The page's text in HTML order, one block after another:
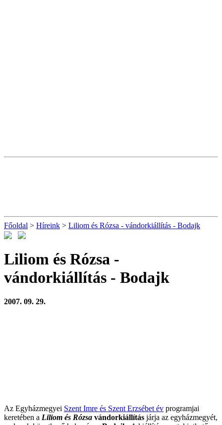
Főoldal > Híreink > Liliom és Rózsa - vándorkiállítás - Bodajk
Liliom és Rózsa -
vándorkiállítás - Bodajk
2007. 09. 29.
Az Egyházmegyei Szent Imre és Szent Erzsébet év programjai
keretében a Liliom és Rózsa vándorkiállítás járja az egyházmegyét,